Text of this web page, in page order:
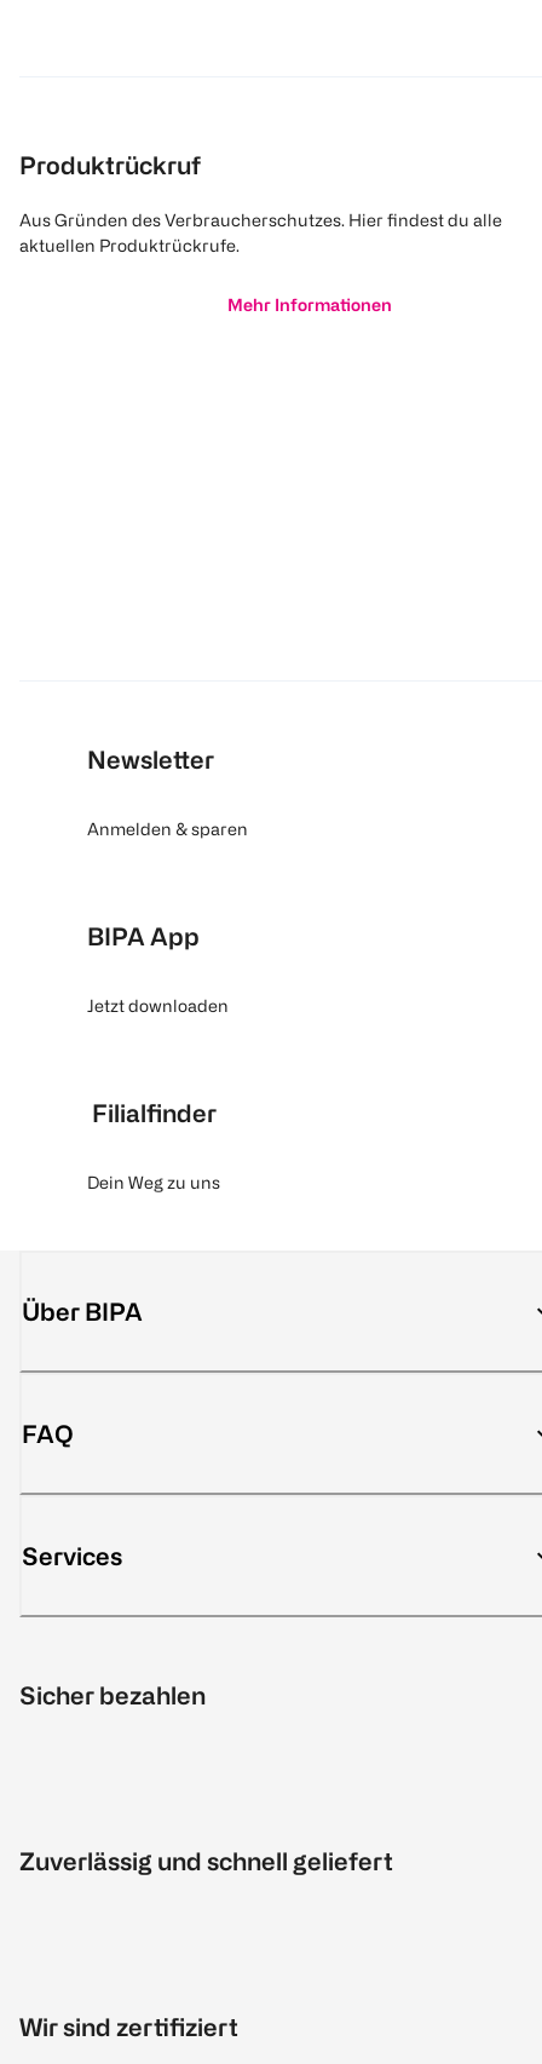
Produktrückruf
Aus Gründen des Verbraucherschutzes. Hier findest du alle
aktuellen Produktrückrufe.
Mehr Informationen
Newsletter
Anmelden & sparen
BIPA App
Jetzt downloaden
Filialfinder
Dein Weg zu uns
Über BIPA
FAQ
Services
Sicher bezahlen
Zuverlässig und schnell geliefert
Wir sind zertifiziert